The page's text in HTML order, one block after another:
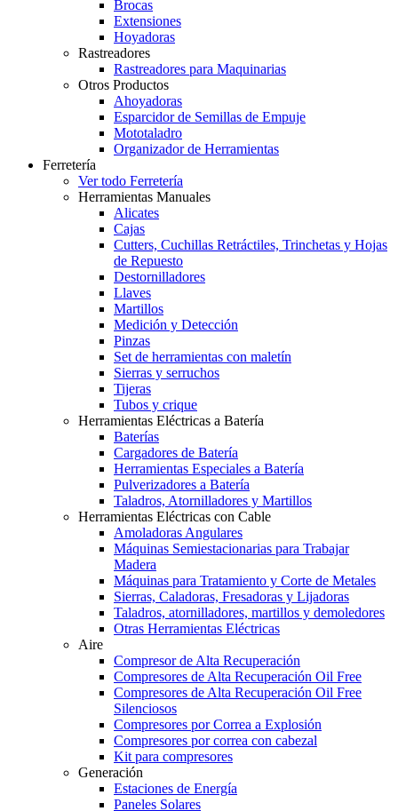
Brocas
Extensiones
Hoyadoras
Rastreadores
Rastreadores para Maquinarias
Otros Productos
Ahoyadoras
Esparcidor de Semillas de Empuje
Mototaladro
Organizador de Herramientas
Ferretería
Ver todo Ferretería
Herramientas Manuales
Alicates
Cajas
Cutters, Cuchillas Retráctiles, Trinchetas y Hojas
de Repuesto
Destornilladores
Llaves
Martillos
Medición y Detección
Pinzas
Set de herramientas con maletín
Sierras y serruchos
Tijeras
Tubos y crique
Herramientas Eléctricas a Batería
Baterías
Cargadores de Batería
Herramientas Especiales a Batería
Pulverizadores a Batería
Taladros, Atornilladores y Martillos
Herramientas Eléctricas con Cable
Amoladoras Angulares
Máquinas Semiestacionarias para Trabajar
Madera
Máquinas para Tratamiento y Corte de Metales
Sierras, Caladoras, Fresadoras y Lijadoras
Taladros, atornilladores, martillos y demoledores
Otras Herramientas Eléctricas
Aire
Compresor de Alta Recuperación
Compresores de Alta Recuperación Oil Free
Compresores de Alta Recuperación Oil Free
Silenciosos
Compresores por Correa a Explosión
Compresores por correa con cabezal
Kit para compresores
Generación
Estaciones de Energía
Paneles Solares